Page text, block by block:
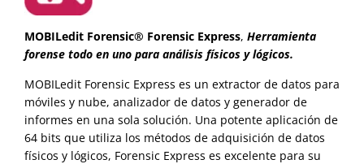
MOBILedit Forensic® Forensic Express, Herramienta
forense todo en uno para análisis físicos y lógicos.
MOBILedit Forensic Express es un extractor de datos para
móviles y nube, analizador de datos y generador de
informes en una sola solución. Una potente aplicación de
64 bits que utiliza los métodos de adquisición de datos
físicos y lógicos, Forensic Express es excelente para su